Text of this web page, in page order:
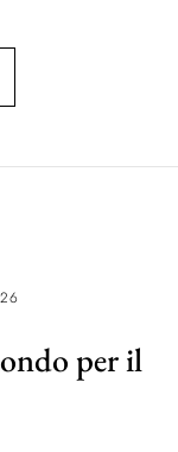
per il